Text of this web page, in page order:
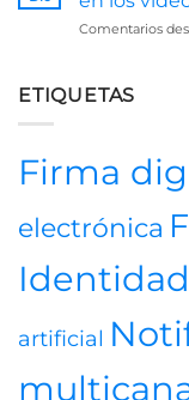
Comentarios
ETIQUETAS
Firma
electrónica
artificial